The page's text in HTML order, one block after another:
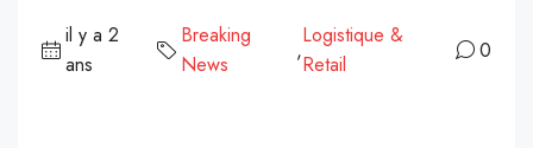
il y a 2
ans
Breaking
News
,
Logistique &
Retail
0